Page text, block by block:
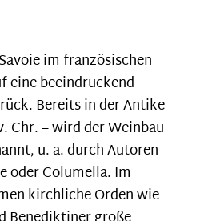
im französischen
eine beeindruckend
Bereits in der Antike
Chr. – wird der Weinbau
u. a. durch Autoren
oder Columella. Im
kirchliche Orden wie